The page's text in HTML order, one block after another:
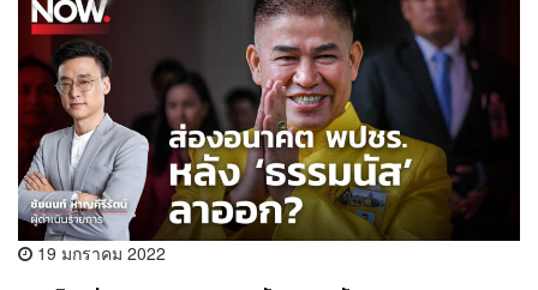
19 มกราคม 2022